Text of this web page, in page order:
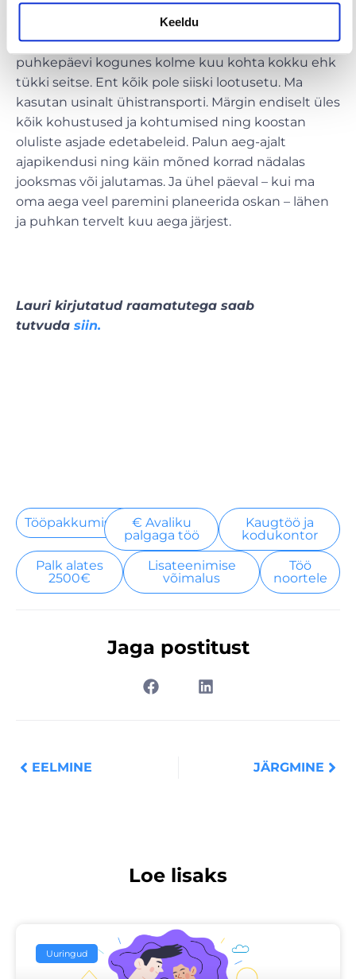
Keeldu
suvi, kus ma ei jõudnud kordagi ujuma. Kus
päikesevannid olid pigem juhuslikku laadi ja kus
puhkepäevi kogunes kolme kuu kohta kokku ehk
tükki seitse. Ent kõik pole siiski lootusetu. Ma
kasutan usinalt ühistransporti. Märgin endiselt üles
kõik kohustused ja kohtumised ning koostan
oluliste asjade edetabeleid. Palun aeg-ajalt
ajapikendusi ning käin mõned korrad nädalas
jooksmas või jalutamas. Ja ühel päeval – kui ma
oma aega veel paremini planeerida oskan – lähen
ja puhkan tervelt kuu aega järjest.
Lauri kirjutatud raamatutega saab
tutvuda siin.
Tööpakkumised
€ Avaliku
palgaga töö
Kaugtöö ja
kodukontor
Palk alates
2500€
Lisateenimise
võimalus
Töö
noortele
Jaga postitust
EELMINE JÄRGMINE
Loe lisaks
Uuringud